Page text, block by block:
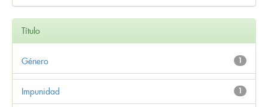
Título
1
Género
1
Impunidad